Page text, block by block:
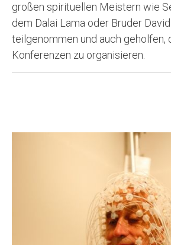
großen spirituellen Meistern wie
dem Dalai Lama oder Bruder
teilgenommen und auch geholfen,
Konferenzen zu organisieren.